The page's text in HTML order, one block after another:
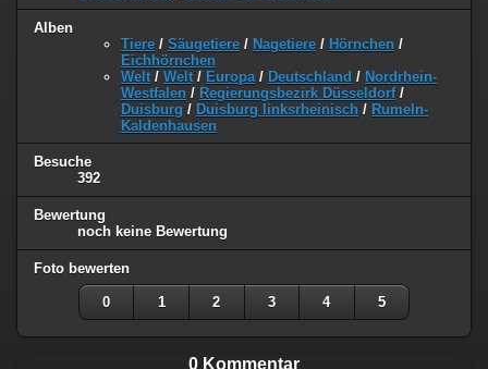
Alben
Tiere / Säugetiere / Nagetiere / Hörnchen /
Eichhörnchen
Welt / Welt / Europa / Deutschland / Nordrhein-
Westfalen / Regierungsbezirk Düsseldorf/
Duisburg / Duisburg linksrheinisch / Rumeln-
Kaldenhausen
Besuche
392
Bewertung
noch keine Bewertung
Foto bewerten
0 1 2 3 4 5
0 Kommentar